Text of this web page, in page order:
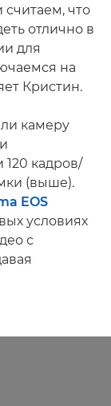
считаем, что
отлично в
для
на
Кристин.
камеру
120 кадров/
(выше).
EOS
условиях
с